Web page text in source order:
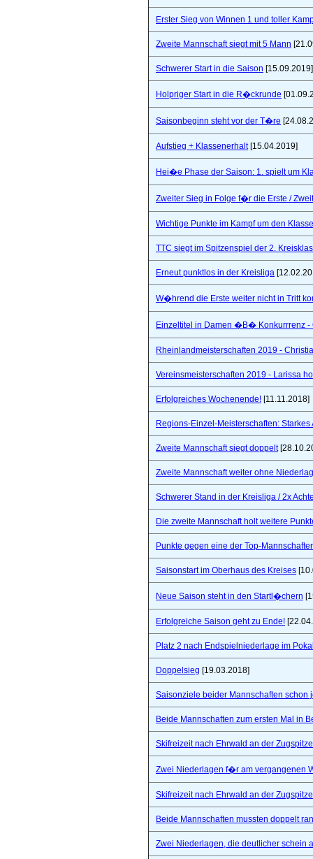
Erster Sieg von Winnen 1 und toller
Zweite Mannschaft siegt mit 5 Mann
Schwerer Start in die Saison [15.09.2019]
Holpriger Start in die R�ckrunde
Saisonbeginn steht vor der T�re
Aufstieg + Klassenerhalt[15.04.2019]
Hei�e Phase der Saison: 1. spielt um
Zweiter Sieg in Folge f�r die Erste /
Wichtige Punkte im Kampf um den
TTC siegt im Spitzenspiel der 2.
Erneut punktlos in der Kreisliga
W�hrend die Erste weiter nicht in Tritt
Einzeltitel in Damen �B� Konkurrrenz
Rheinlandmeisterschaften 2019 -
Vereinsmeisterschaften 2019 - Larissa
Erfolgreiches Wochenende! [11.11.2018]
Regions-Einzel-Meisterschaften:
Zweite Mannschaft siegt doppelt
Zweite Mannschaft weiter ohne
Schwerer Stand in der Kreisliga / 2x
Die zweite Mannschaft holt weitere
Punkte gegen eine der Top-
Saisonstart im Oberhaus des Kreises
Neue Saison steht in den Startl�chern
Erfolgreiche Saison geht zu Ende!
Platz 2 nach Endspielniederlage im
Doppelsieg [19.03.2018]
Saisonziele beider Mannschaften schon
Beide Mannschaften zum ersten Mal in
Skifreizeit nach Ehrwald an der Zugspitze
Zwei Niederlagen f�r am vergangenen
Skifreizeit nach Ehrwald an der Zugspitze
Beide Mannschaften mussten doppelt
Zwei Niederlagen, die deutlicher schein